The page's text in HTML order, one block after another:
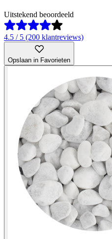
Uitstekend beoordeeld
4.5 / 5 (200 klantreviews)
Opslaan in Favorieten